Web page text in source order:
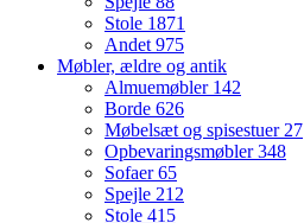
Stole 1871
Andet 975
Møbler, ældre og antik
Almuemøbler 142
Borde 626
Møbelsæt og spisestuer 27
Opbevaringsmøbler348
Sofaer65
Spejle 212
Stole 415